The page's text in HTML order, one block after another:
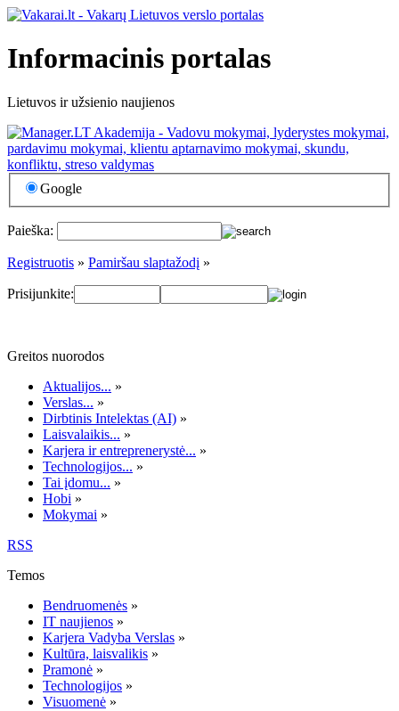
Informacinis portalas
Lietuvos ir užsienio naujienos
Google
Paieška:
Registruotis » Pamiršau slaptažodį »
Prisijunkite:
Greitos nuorodos
Aktualijos... »
Verslas... »
Dirbtinis Intelektas (AI) »
Laisvalaikis... »
Karjera ir entreprenerystė... »
Technologijos... »
Tai įdomu... »
Hobi »
Mokymai »
RSS
Temos
Bendruomenės »
IT naujienos »
Karjera Vadyba Verslas »
Kultūra, laisvalikis »
Pramonė »
Technologijos »
Visuomenė »